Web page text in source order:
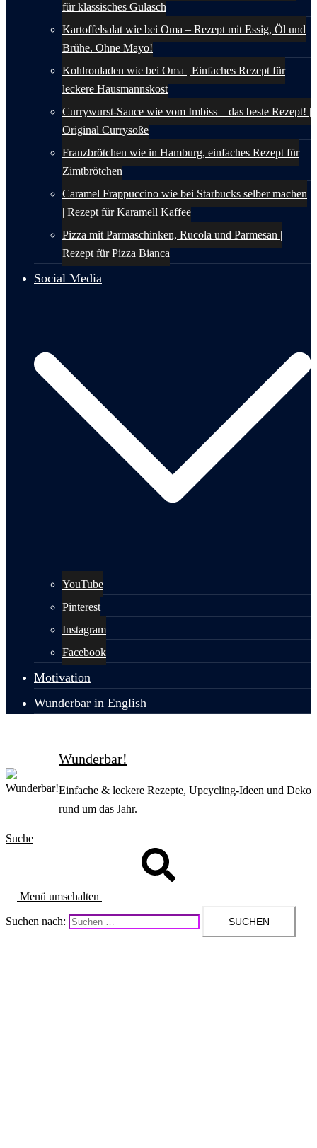
für klassisches Gulasch
Kartoffelsalat wie bei Oma – Rezept mit Essig, Öl und
Brühe. Ohne Mayo!
Kohlrouladen wie bei Oma | Einfaches Rezept für
leckere Hausmannskost
Currywurst-Sauce wie vom Imbiss – das beste Rezept! |
Original Currysoße
Franzbrötchen wie in Hamburg, einfaches Rezept für
Zimtbrötchen
Caramel Frappuccino wie bei Starbucks selber machen
| Rezept für Karamell Kaffee
Pizza mit Parmaschinken, Rucola und Parmesan |
Rezept für Pizza Bianca
Social Media
YouTube
Pinterest
Instagram
Facebook
Motivation
Wunderbar in English
Wunderbar!
Einfache & leckere Rezepte, Upcycling-Ideen und Deko
rund um das Jahr.
Suche
Menü umschalten
Suchen nach: